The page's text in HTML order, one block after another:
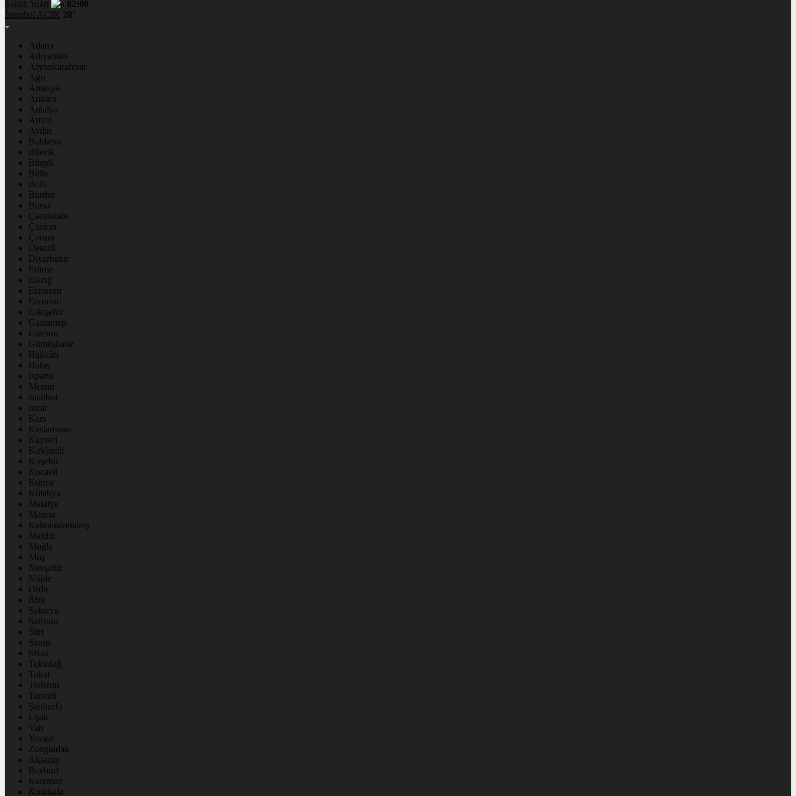
Sabah Vakti
02:00
İstanbul AÇIK 28°
Adana
Adıyaman
Afyonkarahisar
Ağrı
Amasya
Ankara
Antalya
Artvin
Aydın
Balıkesir
Bilecik
Bingöl
Bitlis
Bolu
Burdur
Bursa
Çanakkale
Çankırı
Çorum
Denizli
Diyarbakır
Edirne
Elazığ
Erzincan
Erzurum
Eskişehir
Gaziantep
Giresun
Gümüşhane
Hakkâri
Hatay
Isparta
Mersin
istanbul
izmir
Kars
Kastamonu
Kayseri
Kırklareli
Kırşehir
Kocaeli
Konya
Kütahya
Malatya
Manisa
Kahramanmaraş
Mardin
Muğla
Muş
Nevşehir
Niğde
Ordu
Rize
Sakarya
Samsun
Siirt
Sinop
Sivas
Tekirdağ
Tokat
Trabzon
Tunceli
Şanlıurfa
Uşak
Van
Yozgat
Zonguldak
Aksaray
Bayburt
Karaman
Kırıkkale